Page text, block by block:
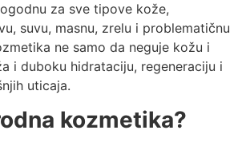
za sve tipove kože,
suvu, masnu, zrelu i problematičnu
ne samo da neguje kožu i
i duboku hidrataciju, regeneraciju i
uticaja.
kozmetika?